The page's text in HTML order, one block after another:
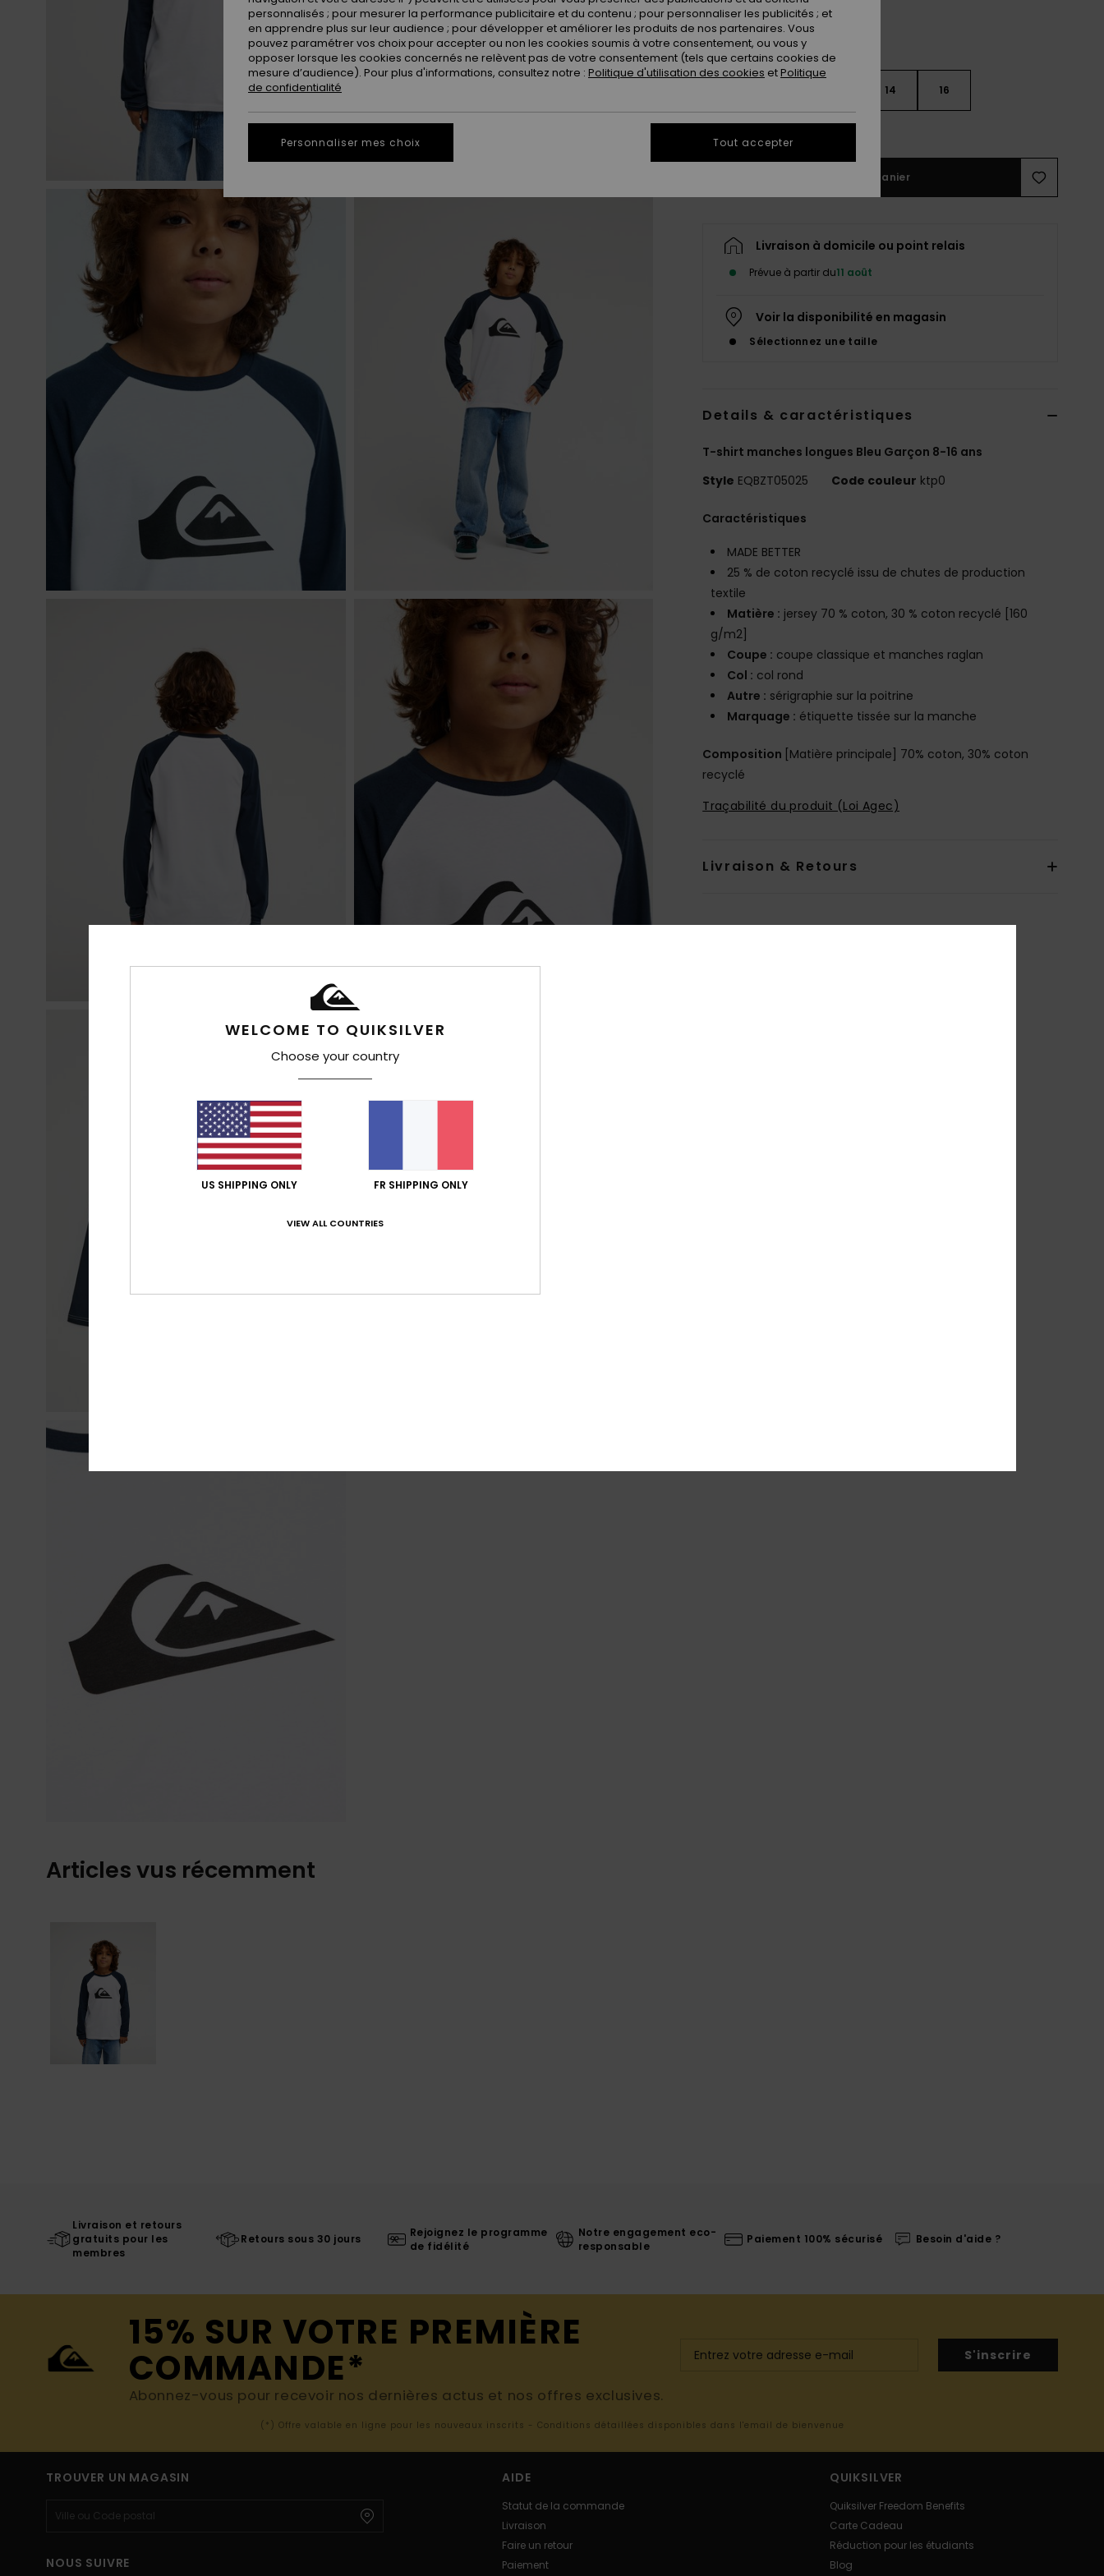
14 16
Ajouter au panier
Livraison à domicile ou point relais
Prévue à partir du11 août
Voir la disponibilité en magasin
Sélectionnez une taille
Details & caractéristiques
T-shirt manches longues Bleu Garçon 8-16 ans
Style EQBZT05025 Code couleur ktp0
Caractéristiques
MADE BETTER
25 % de coton recyclé issu de chutes de production
textile
Matière : jersey 70 % coton, 30 % coton recyclé [160
g/m2]
Coupe : coupe classique et manches raglan
Col : col rond
Autre : sérigraphie sur la poitrine
Marquage : étiquette tissée sur la manche
Composition [Matière principale] 70% coton, 30% coton
recyclé
Traçabilité du produit (Loi Agec)
Livraison & Retours
Articles vus récemment
Livraison et retours
gratuits pour les
membres
Retours sous 30 jours
Rejoignez le programme
de fidélité
Notre engagement eco-
responsable
Paiement 100% sécurisé Besoin d'aide ?
15% SUR VOTRE PREMIÈRE
COMMANDE*
Abonnez-vous pour recevoir nos dernières actus et nos offres exclusives.
S'inscrire
(*) Offre valable en ligne pour les nouveaux inscrits - Conditions détaillées disponibles dans l'email de bienvenue
TROUVER UN MAGASIN
NOUS SUIVRE
AIDE
Statut de la commande
Livraison
Faire un retour
Paiement
QUIKSILVER
Quiksilver Freedom Benefits
Carte Cadeau
Réduction pour les étudiants
Blog
WELCOME TO QUIKSILVER
Choose your country
US SHIPPING ONLY FR SHIPPING ONLY
VIEW ALL COUNTRIES
personnalisés ; pour mesurer la performance publicitaire et du contenu ; pour personnaliser les publicités ; et
en apprendre plus sur leur audience ; pour développer et améliorer les produits de nos partenaires. Vous
pouvez paramétrer vos choix pour accepter ou non les cookies soumis à votre consentement, ou vous y
opposer lorsque les cookies concernés ne relèvent pas de votre consentement (tels que certains cookies de
mesure d’audience). Pour plus d'informations, consultez notre : Politique d'utilisation des cookies etPolitique
de confidentialité
Personnaliser mes choix Tout accepter